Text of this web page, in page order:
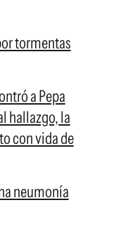
tormentas
a Pepa
hallazgo, la
con vida de
neumonía